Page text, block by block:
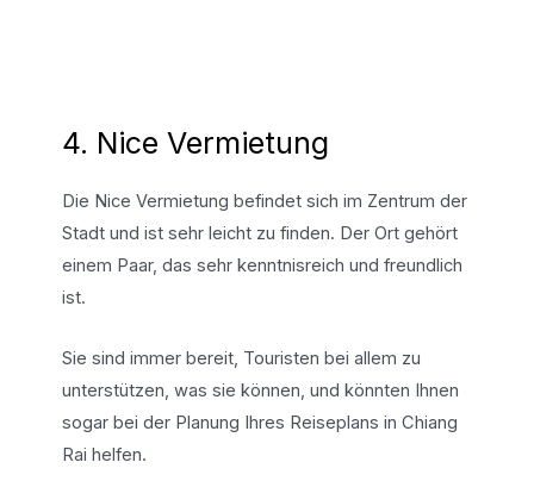
4. Nice Vermietung
Die Nice Vermietung befindet sich im Zentrum der
Stadt und ist sehr leicht zu finden. Der Ort gehört
einem Paar, das sehr kenntnisreich und freundlich
ist.
Sie sind immer bereit, Touristen bei allem zu
unterstützen, was sie können, und könnten Ihnen
sogar bei der Planung Ihres Reiseplans in Chiang
Rai helfen.